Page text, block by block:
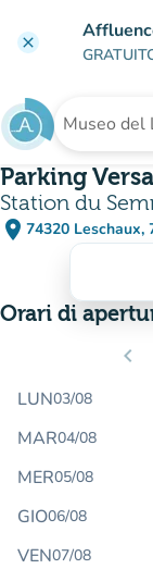
clear
Cerca una
Parking
Station du
place 74320 Leschaux,
Orari di
chevron_left
LUN03/08
MAR04/08
MER05/08
GIO06/08
VEN07/08